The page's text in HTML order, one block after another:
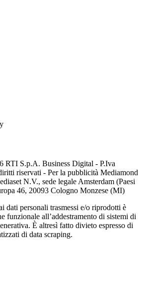
RTI S.p.A. Business Digital - P.Iva
riservati - Per la pubblicità Mediamond
N.V., sede legale Amsterdam (Paesi
46, 20093 Cologno Monzese (MI)
dati personali trasmessi e/o riprodotti è
funzionale all’addestramento di sistemi di
È altresì fatto divieto espresso di
di data scraping.